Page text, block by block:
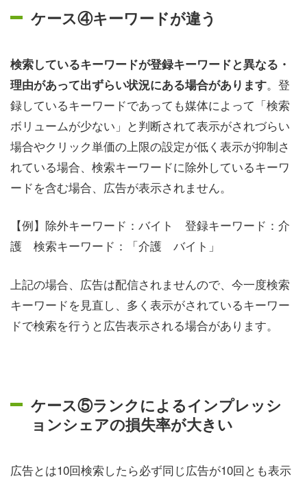
ケース④キーワードが違う
検索しているキーワードが登録キーワードと異なる・
理由があって出ずらい状況にある場合があります。登
録しているキーワードであっても媒体によって「検索
ボリュームが少ない」と判断されて表示がされづらい
場合やクリック単価の上限の設定が低く表示が抑制さ
れている場合、検索キーワードに除外しているキーワ
ードを含む場合、広告が表示されません。
【例】除外キーワード：バイト 登録キーワード：介
護 検索キーワード：「介護 バイト」
上記の場合、広告は配信されませんので、今一度検索
キーワードを見直し、多く表示がされているキーワー
ドで検索を行うと広告表示される場合があります。
ケース⑤ランクによるインプレッシ
ョンシェアの損失率が大きい
広告とは10回検索したら必ず同じ広告が10回とも表示